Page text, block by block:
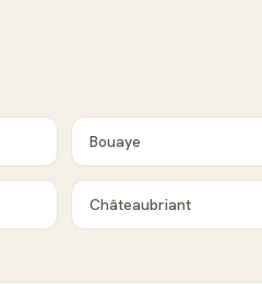
Bouaye
Châteaubriant